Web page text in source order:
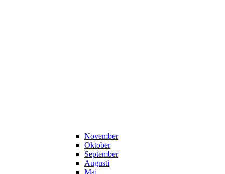
November
Oktober
September
Augusti
Maj